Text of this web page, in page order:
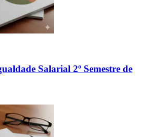
Salarial 2º Semestre de